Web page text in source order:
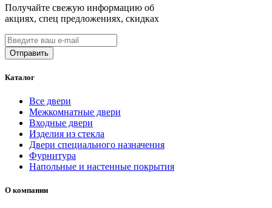
Получайте свежую информацию об
акциях, спец предложениях, скидках
Каталог
Все двери
Межкомнатные двери
Входные двери
Изделия из стекла
Двери специального назначения
Фурнитура
Напольные и настенные покрытия
О компании